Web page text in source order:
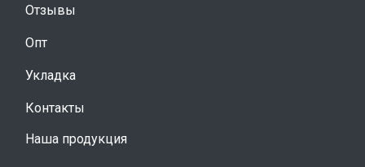
Отзывы
Опт
Укладка
Контакты
Наша продукция